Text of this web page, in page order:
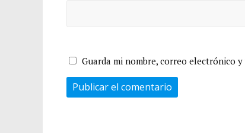
Guarda mi nombre, correo electrónico